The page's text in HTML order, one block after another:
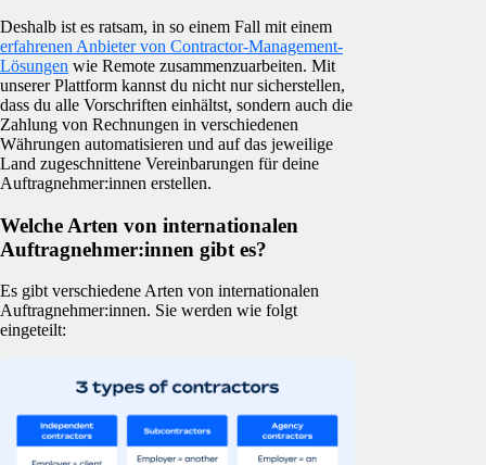
Deshalb ist es ratsam, in so einem Fall mit einem
erfahrenen Anbieter von Contractor-Management-
Lösungen wie Remote zusammenzuarbeiten. Mit
unserer Plattform kannst du nicht nur sicherstellen,
dass du alle Vorschriften einhältst, sondern auch die
Zahlung von Rechnungen in verschiedenen
Währungen automatisieren und auf das jeweilige
Land zugeschnittene Vereinbarungen für deine
Auftragnehmer:innen erstellen.
Welche Arten von internationalen
Auftragnehmer:innen gibt es?
Es gibt verschiedene Arten von internationalen
Auftragnehmer:innen. Sie werden wie folgt
eingeteilt: